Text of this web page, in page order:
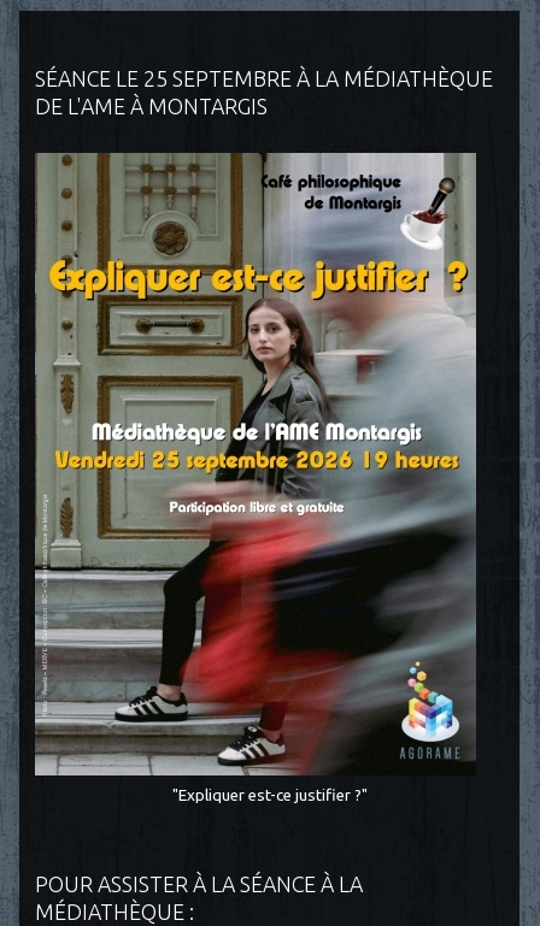
SÉANCE LE 25 SEPTEMBRE À LA MÉDIATHÈQUE
DE L'AME À MONTARGIS
"Expliquer est-ce justifier ?"
POUR ASSISTER À LA SÉANCE À LA
MÉDIATHÈQUE :